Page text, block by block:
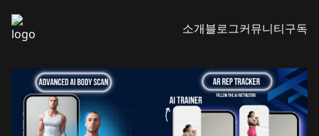
소개블로그커뮤니티구독